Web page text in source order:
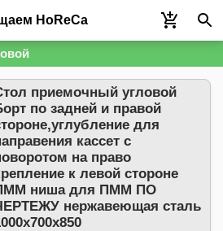
HoReCa
приемочный угловой
по задней и правой
для
кассет с
на право
к левой стороне
ниша для ПММ ПО
нержавеющая сталь